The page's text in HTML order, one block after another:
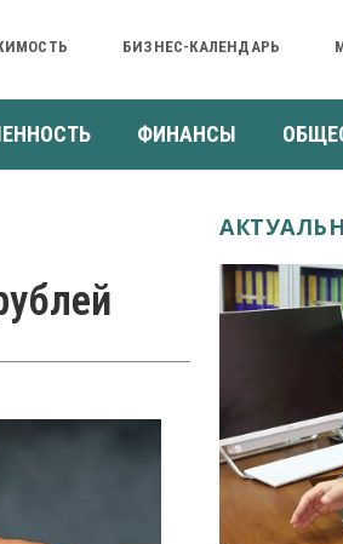
БИЗНЕС-КАЛЕНДАРЬ
ФИНАНСЫ